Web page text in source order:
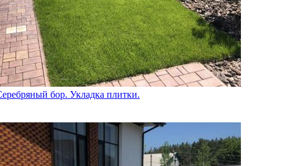
бор. Укладка плитки.